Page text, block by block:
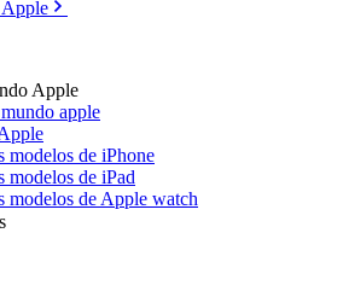
Apple
apple
modelos de iPhone
modelos de iPad
modelos de Apple watch